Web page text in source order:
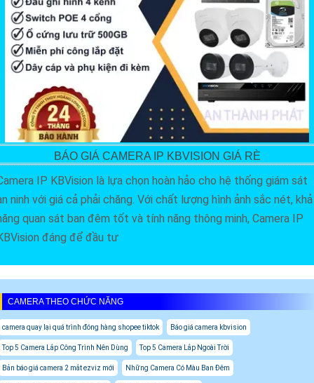
BÁO GIÁ CAMERA IP KBVISION GIÁ RÈ
IP KBVision là lựa chọn hoàn hảo cho hệ thống giám sát
ninh với giá cả phải chăng. Với chất lượng hình ảnh sắc nét, khả
quan sát ban đêm tốt và tính năng thông minh, Camera IP
đáng để đầu tư
CAMERA THEO CHỨC NĂNG
camera quay lại quá trình đóng hàng shopee tiktok Báo giá camera kbvision
Top 5 Camera Lắp Công Trình Nên Dùng Top 5 Camera Lắp Ngoài Trời
Bản báo giá camera 2 mắt ezviz mới Những Camera Có Màu Ban Đêm